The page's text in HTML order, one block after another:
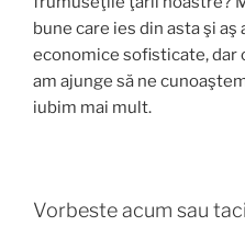
bune care ies din asta şi
economice sofisticate, dar
am ajunge să ne
iubim mai mult.
Vorbeste acum sau